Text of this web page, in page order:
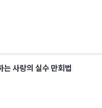
는 사랑의 실수 만회법